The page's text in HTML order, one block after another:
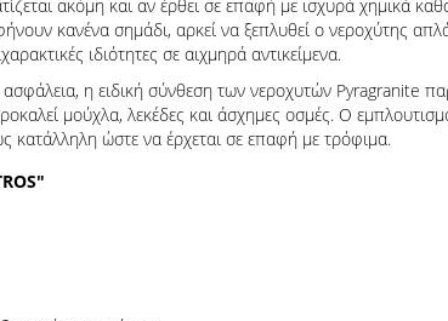
ακόμη και αν έρθει σε επαφή με ισχυρά χημικά
κανένα σημάδι, αρκεί να ξεπλυθεί ο νεροχύτης
ιδιότητες σε αιχμηρά αντικείμενα.
η ειδική σύνθεση των νεροχυτών Pyragranite
μούχλα, λεκέδες και άσχημες οσμές. Ο
κατάλληλη ώστε να έρχεται σε επαφή με τρόφιμα.